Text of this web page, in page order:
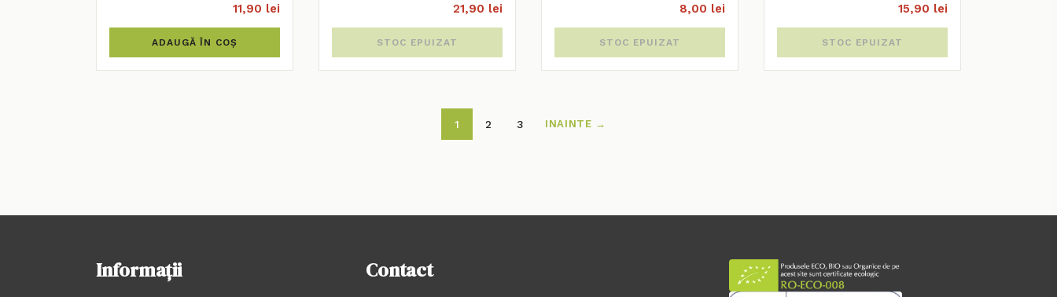
11,90 lei
ADAUGĂ ÎN COȘ
21,90 lei
STOC EPUIZAT
8,00 lei
STOC EPUIZAT
15,90 lei
STOC EPUIZAT
1 2 3 INAINTE →
Informații Contact